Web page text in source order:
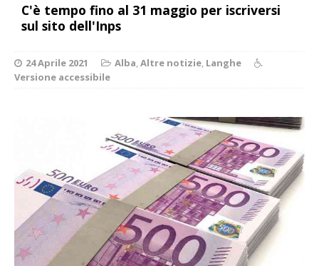
C'è tempo fino al 31 maggio per iscriversi
sul sito dell'Inps
24 Aprile 2021 Alba,Altre notizie, Langhe
Versione accessibile